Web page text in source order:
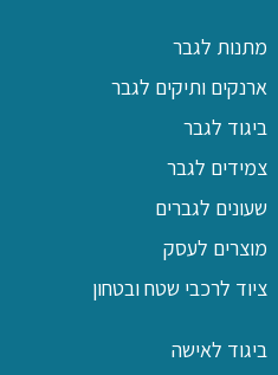
מתנות לגבר
ארנקים ותיקים לגבר
ביגוד לגבר
צמידים לגבר
שעונים לגברים
מוצרים לעסק
ציוד לרכבי שטח ובטחון
ביגוד לאישה